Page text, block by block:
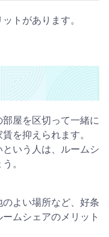
トがあります。
屋を区切って一緒に
を抑えられます。
いう人は、ルームシ
。
よい場所など、好条
ムシェアのメリット